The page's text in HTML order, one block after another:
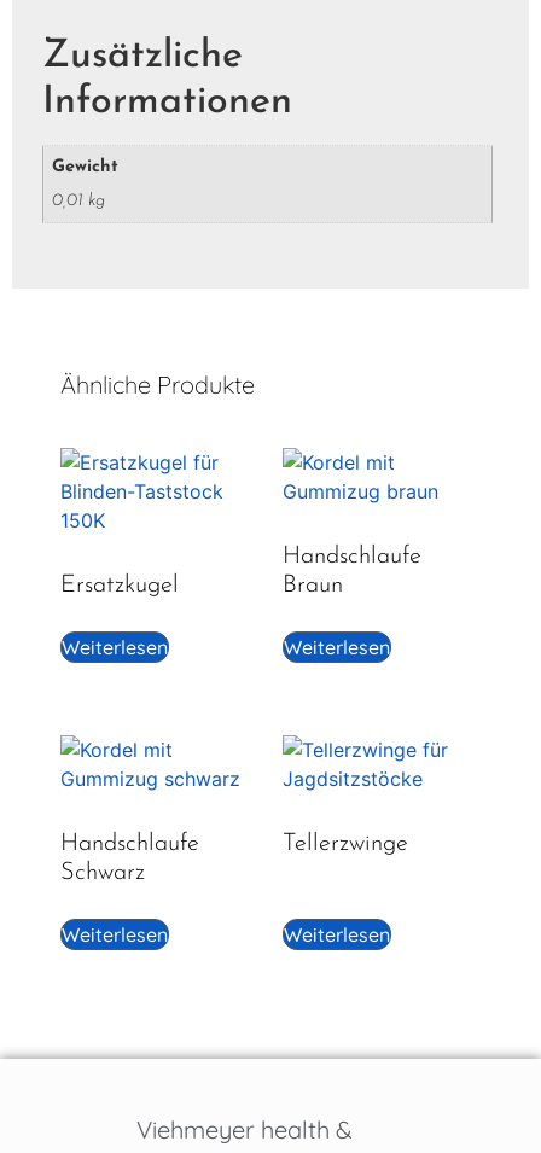
Zusätzliche
Informationen
Gewicht
0,01 kg
Ähnliche Produkte
Ersatzkugel
Weiterlesen
Handschlaufe
Braun
Weiterlesen
Handschlaufe
Schwarz
Weiterlesen
Tellerzwinge
Weiterlesen
Viehmeyer health &